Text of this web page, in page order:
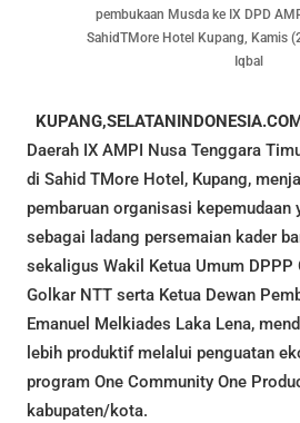
pembukaan Musda ke IX DPD
SahidTMore Hotel Kupang, Kamis
Iqbal
Daerah IX AMPI Nusa Tenggara
di Sahid TMore Hotel, Kupang,
pembaruan organisasi kepemudaan
sebagai ladang persemaian kader
sekaligus Wakil Ketua Umum DPPP
Golkar NTT serta Ketua Dewan
Emanuel Melkiades Laka Lena,
lebih produktif melalui penguatan
program One Community One
kabupaten/kota.